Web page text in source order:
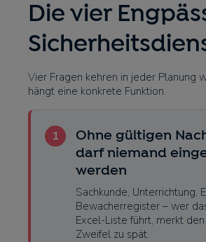
Die vier
Vier Fragen kehren in jeder Planung
hängt eine konkrete Funktion.
1
Ohne gültigen
darf niemand
werden
Sachkunde, Unterrichtung,
Bewacherregister – wer
Excel-Liste führt, merkt
Zweifel zu spät.